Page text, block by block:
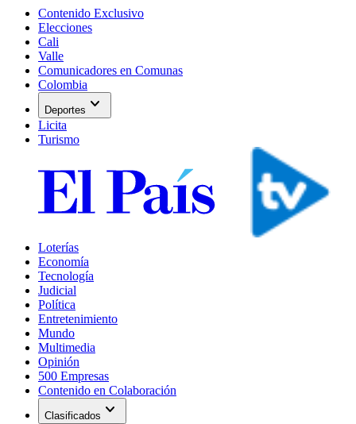
Contenido Exclusivo
Elecciones
Cali
Valle
Comunicadores en Comunas
Colombia
Deportes expand_more
Licita
Turismo
Loterías
Economía
Tecnología
Judicial
Política
Entretenimiento
Mundo
Multimedia
Opinión
500 Empresas
Contenido en Colaboración
Clasificados expand_more